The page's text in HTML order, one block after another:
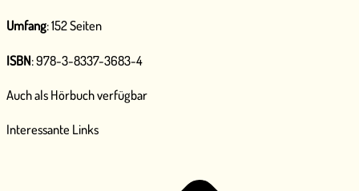
Umfang: 152 Seiten
ISBN: 978-3-8337-3683-4
Auch als Hörbuch verfügbar
Interessante Links